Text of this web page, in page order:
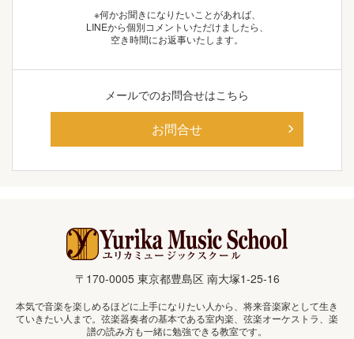
※何かお聞きになりたいことがあれば、
LINEから個別コメントいただけましたら、
空き時間にお返事いたします。
メールでのお問合せはこちら
お問合せ
〒170-0005 東京都豊島区 南大塚1-25-16
本気で音楽を楽しめるほどに上手になりたい人から、将来音楽家として生き
ていきたい人まで。弦楽器奏者の基本である室内楽、弦楽オーケストラ、楽
譜の読み方も一緒に勉強できる教室です。